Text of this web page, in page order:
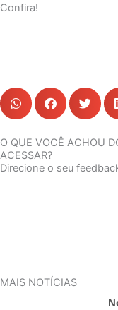
Confira!
O QUE VOCÊ ACHOU
ACESSAR?
Direcione o seu
MAIS NOTÍCIAS